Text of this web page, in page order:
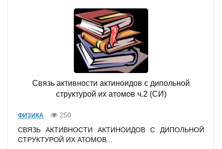
Связь активности актиноидов с дипольной
структурой их атомов ч.2 (СИ)
ФИЗИКА
250
СВЯЗЬ АКТИВНОСТИ АКТИНОИДОВ С ДИПОЛЬНОЙ
СТРУКТУРОЙ ИХ АТОМОВ...